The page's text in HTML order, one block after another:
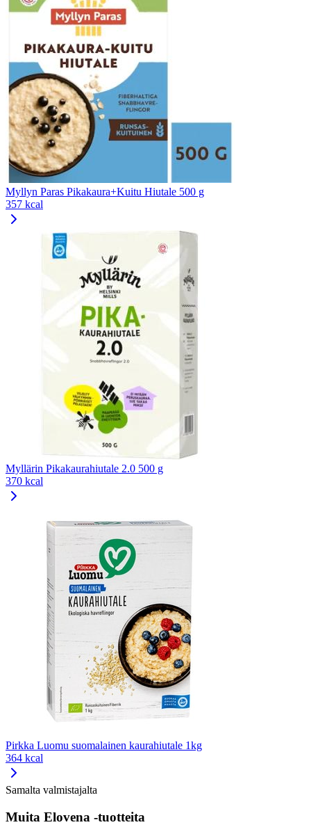
Myllyn Paras Pikakaura+Kuitu Hiutale 500 g
357 kcal
Myllärin Pikakaurahiutale 2.0 500 g
370 kcal
Pirkka Luomu suomalainen kaurahiutale 1kg
364 kcal
Samalta valmistajalta
Muita Elovena -tuotteita